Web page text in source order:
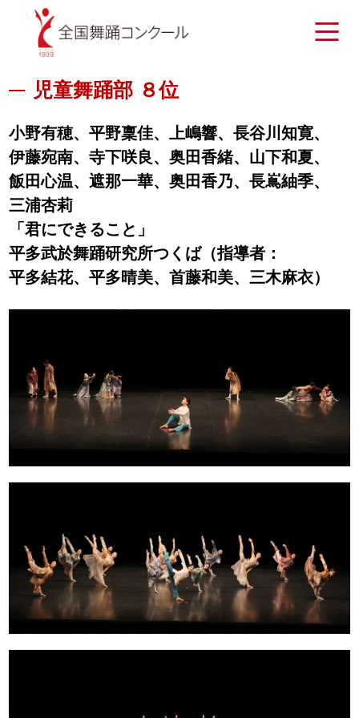
児童舞踊部 ８位
小野有穂、平野稟佳、上嶋響、長谷川知寛、
伊藤宛南、寺下咲良、奥田香緒、 山下和夏、
飯田心温、遮那一華、奥田香乃、長嶌紬季、
三浦杏莉
「君にできること」
平多武於舞踊研究所つくば（指導者：
平多結花、平多晴美、首藤和美、三木麻衣）